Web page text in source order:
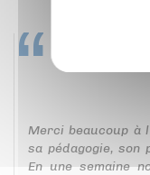
Merci beaucoup à
sa pédagogie, son
En une semaine